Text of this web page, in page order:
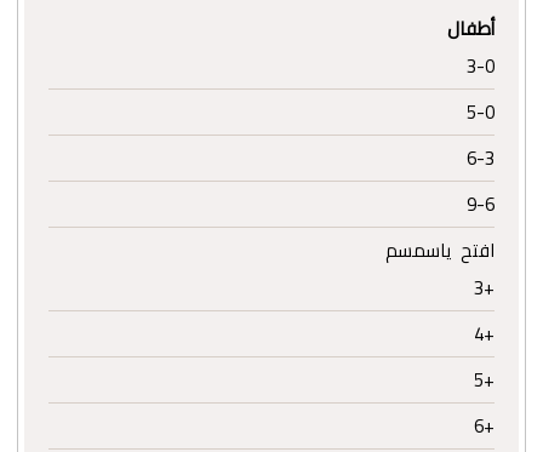
أطفال
3-0
5-0
6-3
9-6
افتح ياسمسم
+3
+4
+5
+6